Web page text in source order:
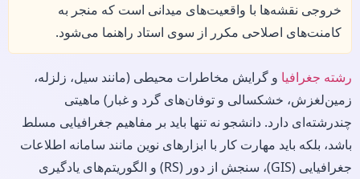
خروجی نقشه‌ها با واقعیت‌های میدانی است که منجر به
کامنت‌های اصلاحی مکرر از سوی استاد راهنما می‌شود.
رشته جغرافیا و گرایش مخاطرات محیطی (مانند سیل، زلزله،
زمین‌لغزش، خشکسالی و توفان‌های گرد و غبار) ماهیتی
چندرشته‌ای دارد. دانشجو نه تنها باید بر مفاهیم جغرافیایی مسلط
باشد، بلکه باید مهارت کار با ابزارهای نوین مانند سامانه اطلاعات
جغرافیایی (GIS)، سنجش از دور (RS) و الگوریتم‌های یادگیری